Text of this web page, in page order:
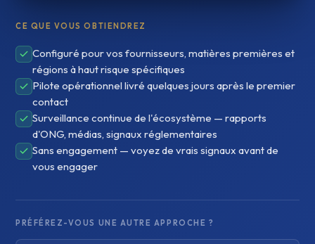
CE QUE VOUS OBTIENDREZ
Configuré pour vos fournisseurs, matières premières et
régions à haut risque spécifiques
Pilote opérationnel livré quelques jours après le premier
contact
Surveillance continue de l'écosystème — rapports
d'ONG, médias, signaux réglementaires
Sans engagement — voyez de vrais signaux avant de
vous engager
PRÉFÉREZ-VOUS UNE AUTRE APPROCHE ?